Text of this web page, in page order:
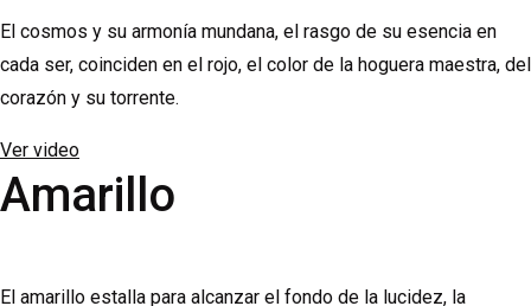
El cosmos y su armonía mundana, el rasgo de su esencia en
cada ser, coinciden en el rojo, el color de la hoguera maestra, del
corazón y su torrente.
Ver video
Amarillo
El amarillo estalla para alcanzar el fondo de la lucidez, la